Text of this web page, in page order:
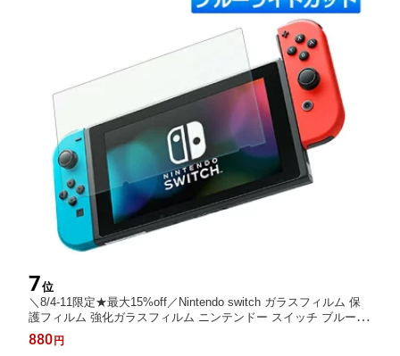
7位
＼8/4-11限定★最大15%off／Nintendo switch ガラスフィルム 保
護フィルム 強化ガラスフィルム ニンテンドー スイッチ ブルーラ
イトカット Switch ブルーライト カット 目に優しい ガラス フィ
ルム 液晶保護 任天堂 画面保護 シール 保護 カバー 旧型
880 円